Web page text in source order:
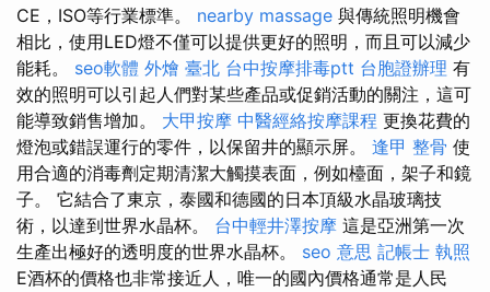
CE，ISO等行業標準。 nearby massage 與傳統照明機會
相比，使用LED燈不僅可以提供更好的照明，而且可以減少
能耗。 seo軟體 外燴 臺北 台中按摩排毒ptt 台胞證辦理 有
效的照明可以引起人們對某些產品或促銷活動的關注，這可
能導致銷售增加。 大甲按摩 中醫經絡按摩課程 更換花費的
燈泡或錯誤運行的零件，以保留井的顯示屏。 逢甲 整骨 使
用合適的消毒劑定期清潔大觸摸表面，例如檯面，架子和鏡
子。 它結合了東京，泰國和德國的日本頂級水晶玻璃技
術，以達到世界水晶杯。 台中輕井澤按摩 這是亞洲第一次
生產出極好的透明度的世界水晶杯。 seo 意思 記帳士 執照
E酒杯的價格也非常接近人，唯一的國內價格通常是人民